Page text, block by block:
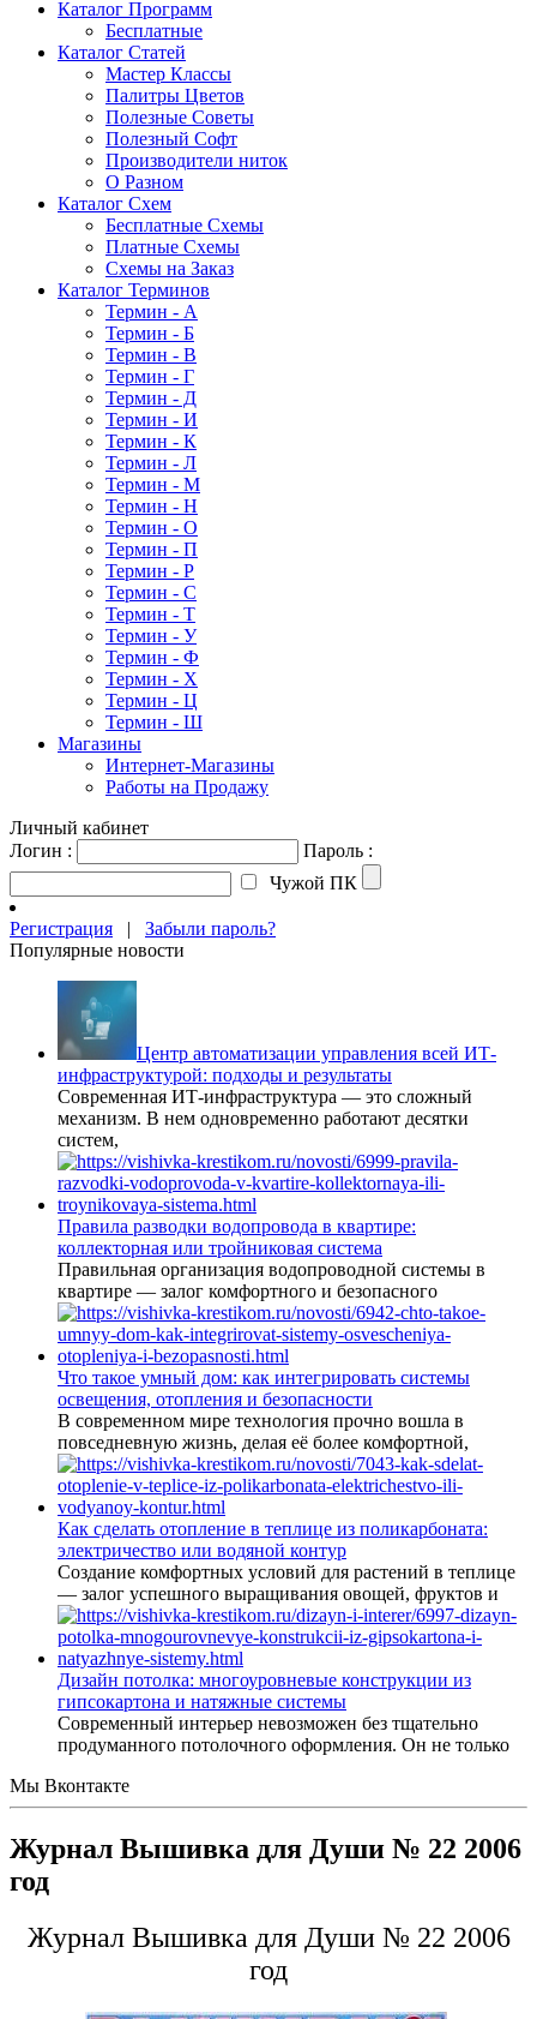
Каталог Программ
Бесплатные
Каталог Статей
Мастер Классы
Палитры Цветов
Полезные Советы
Полезный Софт
Производители ниток
О Разном
Каталог Схем
Бесплатные Схемы
Платные Схемы
Схемы на Заказ
Каталог Терминов
Термин - А
Термин - Б
Термин - В
Термин - Г
Термин - Д
Термин - И
Термин - К
Термин - Л
Термин - М
Термин - Н
Термин - О
Термин - П
Термин - Р
Термин - С
Термин - Т
Термин - У
Термин - Ф
Термин - Х
Термин - Ц
Термин - Ш
Магазины
Интернет-Магазины
Работы на Продажу
Личный кабинет
Логин :
Пароль :
Чужой ПК
Регистрация | Забыли пароль?
Популярные новости
Центр автоматизации управления всей ИТ-
инфраструктурой: подходы и результаты
Современная ИТ-инфраструктура — это сложный
механизм. В нем одновременно работают десятки
систем,
Правила разводки водопровода в квартире:
коллекторная или тройниковая система
Правильная организация водопроводной системы в
квартире — залог комфортного и безопасного
Что такое умный дом: как интегрировать системы
освещения, отопления и безопасности
В современном мире технология прочно вошла в
повседневную жизнь, делая её более комфортной,
Как сделать отопление в теплице из поликарбоната:
электричество или водяной контур
Создание комфортных условий для растений в теплице
— залог успешного выращивания овощей, фруктов и
Дизайн потолка: многоуровневые конструкции из
гипсокартона и натяжные системы
Современный интерьер невозможен без тщательно
продуманного потолочного оформления. Он не только
Мы Вконтакте
Журнал Вышивка для Души № 22 2006
год
Журнал Вышивка для Души № 22 2006
год